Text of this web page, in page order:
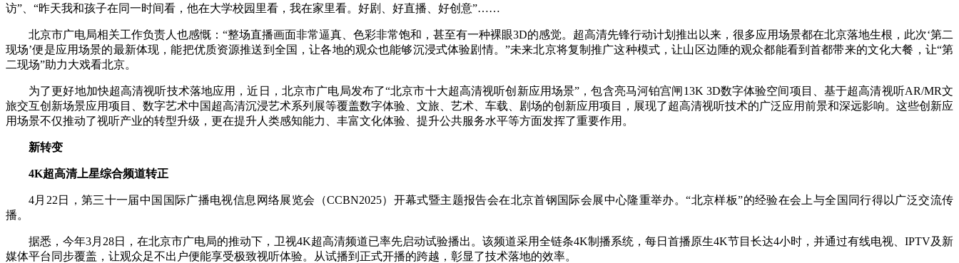
CCTV.节目官网 直播 节目单 栏目 片库 热播榜 总台企业白名单
访”、“昨天我和孩子在同一时间看，他在大学校园里看，我在家里看。好剧、好直播、好创意”……
北京市广电局相关工作负责人也感慨：“整场直播画面非常逼真、色彩非常饱和，甚至有一种裸眼3D的感觉。超高清先锋行动计划推出以来，很多应用场景都在北京落地生根，此次‘第二
现场’便是应用场景的最新体现，能把优质资源推送到全国，让各地的观众也能够沉浸式体验剧情。”未来北京将复制推广这种模式，让山区边陲的观众都能看到首都带来的文化大餐，让“第
二现场”助力大戏看北京。
为了更好地加快超高清视听技术落地应用，近日，北京市广电局发布了“北京市十大超高清视听创新应用场景”，包含亮马河铂宫闸13K 3D数字体验空间项目、基于超高清视听AR/MR文
旅交互创新场景应用项目、数字艺术中国超高清沉浸艺术系列展等覆盖数字体验、文旅、艺术、车载、剧场的创新应用项目，展现了超高清视听技术的广泛应用前景和深远影响。这些创新应
用场景不仅推动了视听产业的转型升级，更在提升人类感知能力、丰富文化体验、提升公共服务水平等方面发挥了重要作用。
新转变
4K超高清上星综合频道转正
4月22日，第三十一届中国国际广播电视信息网络展览会（CCBN2025）开幕式暨主题报告会在北京首钢国际会展中心隆重举办。“北京样板”的经验在会上与全国同行得以广泛交流传
播。
据悉，今年3月28日，在北京市广电局的推动下，卫视4K超高清频道已率先启动试验播出。该频道采用全链条4K制播系统，每日首播原生4K节目长达4小时，并通过有线电视、IPTV及新
媒体平台同步覆盖，让观众足不出户便能享受极致视听体验。从试播到正式开播的跨越，彰显了技术落地的效率。